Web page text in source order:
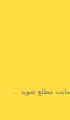
مطلع شوید ...